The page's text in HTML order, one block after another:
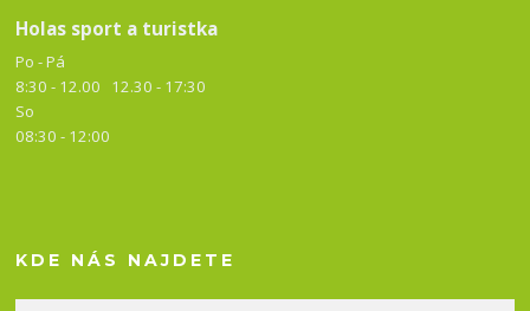
Holas sport a turistka
Po - Pá
8:30 - 12.00 12.30 - 17:30
So
08:30 - 12:00
KDE NÁS NAJDETE